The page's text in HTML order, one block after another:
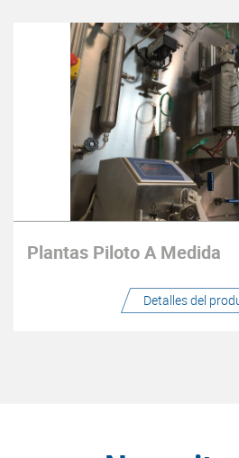
Plantas Piloto A Medida
Detalles del